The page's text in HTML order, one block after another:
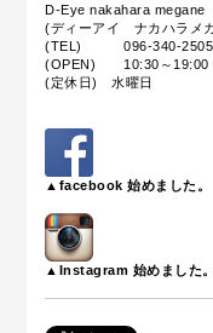
D-Eye nakahara megane
(ディーアイ ナカハラメ
(TEL) 096-340-2505
(OPEN) 10:30～19:00
(定休日) 水曜日
▲facebook 始めました。
▲Instagram 始めました。